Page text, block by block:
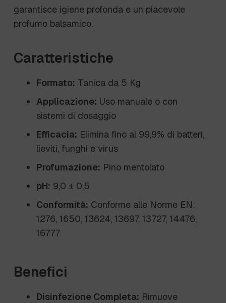
garantisce igiene profonda e un piacevole
profumo balsamico.
Caratteristiche
Formato: Tanica da 5 Kg
Applicazione: Uso manuale o con
sistemi di dosaggio
Efficacia: Elimina fino al 99,9% di batteri,
lieviti, funghi e virus
Profumazione: Pino mentolato
pH: 9,0 ± 0,5
Conformità: Conforme alle Norme EN:
1276, 1650, 13624, 13697, 13727, 14476,
16777
Benefici
Disinfezione Completa: Rimuove